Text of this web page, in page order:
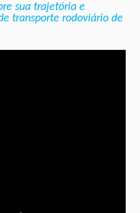
sua trajetória e
transporte rodoviário de